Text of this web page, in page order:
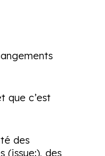
que c’est
des
(issue:), des